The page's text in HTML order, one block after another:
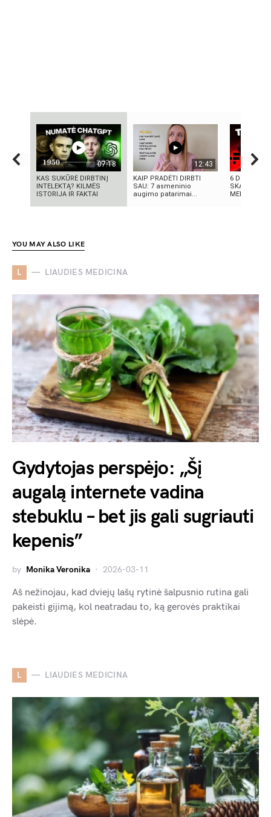
07:18
KAS SUKŪRĖ DIRBTINĮ
INTELEKTĄ? KILMĖS
ISTORIJA IR FAKTAI
12:43
KAIP PRADĖTI DIRBTI
SAU: 7 asmeninio
augimo patarimai...
6 DIDŽIAUSI
SKANDALAI:
MELAI IR
YOU MAY ALSO LIKE
L LIAUDIES MEDICINA
Gydytojas perspėjo: „Šį
augalą internete vadina
stebuklu – bet jis gali sugriauti
kepenis”
by Monika Veronika 2026-03-11
Aš nežinojau, kad dviejų lašų rytinė šalpusnio rutina gali
pakeisti gijimą, kol neatradau to, ką gerovės praktikai
slėpė.
L LIAUDIES MEDICINA